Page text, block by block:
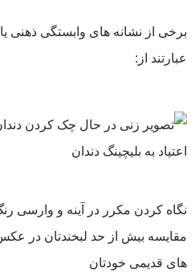
برخی از نشانه‌ های وابستگی ذهنی یا
عبارتند از:
نگاه کردن مکرر در آینه و وارسی
مقایسه بیش از حد لبخندتان در
های قدیمی خودتان